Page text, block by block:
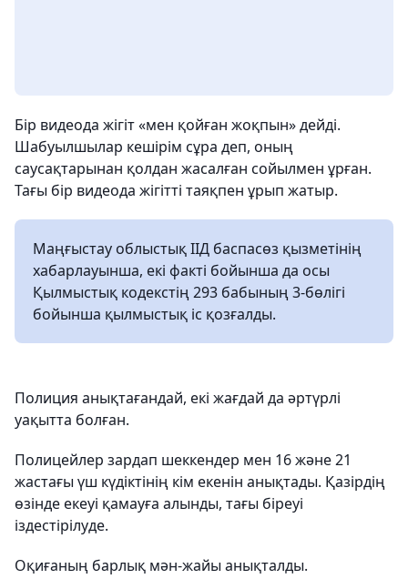
Бір видеода жігіт «мен қойған жоқпын» дейді.
Шабуылшылар кешірім сұра деп, оның
саусақтарынан қолдан жасалған сойылмен ұрған.
Тағы бір видеода жігітті таяқпен ұрып жатыр.
Маңғыстау облыстық ІІД баспасөз қызметінің
хабарлауынша, екі факті бойынша да осы
Қылмыстық кодекстің 293 бабының 3-бөлігі
бойынша қылмыстық іс қозғалды.
Полиция анықтағандай, екі жағдай да әртүрлі
уақытта болған.
Полицейлер зардап шеккендер мен 16 және 21
жастағы үш күдіктінің кім екенін анықтады. Қазірдің
өзінде екеуі қамауға алынды, тағы біреуі
іздестірілуде.
Оқиғаның барлық мән-жайы анықталды.